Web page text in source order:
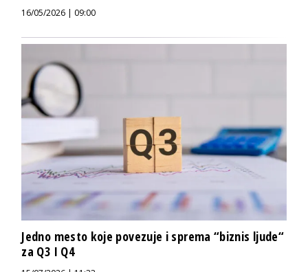
16/05/2026 | 09:00
Jedno mesto koje povezuje i sprema “biznis ljude“
za Q3 I Q4